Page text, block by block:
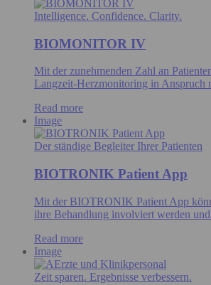
Intelligence. Confidence. Clarity.
BIOMONITOR IV
Mit der zunehmenden Zahl an
Langzeit-Herzmonitoring in Anspruch
Read more
Image
Der ständige Begleiter Ihrer Patienten
BIOTRONIK Patient App
Mit der BIOTRONIK Patient App
ihre Behandlung involviert werden
Read more
Image
Zeit sparen. Ergebnisse verbessern.